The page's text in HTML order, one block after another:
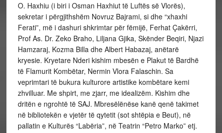
O. Haxhiu (i biri i Osman Haxhiut të Luftës së Vlorës),
sekretar i përgjithshëm Novruz Bajrami, si dhe “xhaxhi
Ferati”, më i dashuri shkrimtar për fëmijë, Ferhat Çakërri,
Prof As. Dr. Zeko Braho, Liljana Gjika, Skënder Beqiri, Njazi
Hamzaraj, Kozma Billa dhe Albert Habazaj, anëtarë
kryesie. Kryetare Nderi kishim mbesën e Plakut të Bardhë
të Flamurit Kombëtar, Nermin Vlora Falaschin. Sa
veprimtari të bukura kulturore artistike kombëtare kemi
zhvilluar. Me shpirt, me zjarr, me idealizëm. Kishim dhe
dritën e ngrohtë të SAJ. Mbresëlënëse kanë qenë takimet
në bibliotekën e vjetër të qytetit (sot shtëpia e Beut), në
pallatin e Kulturës “Labëria”, në Teatrin “Petro Marko” etj.